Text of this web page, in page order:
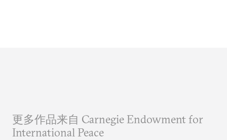
更多作品来自 Carnegie Endowment for
International Peace